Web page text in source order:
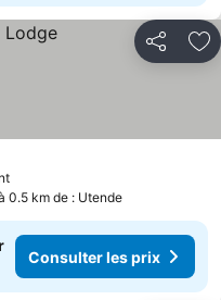
Partager
Consulter les prix
0.5 km de : Utende
Consulter les prix